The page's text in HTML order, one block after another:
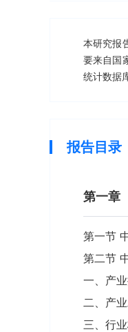
本研究报
要来自国
统计数据
报告目录
第一章
第一节
第二节
一、产
二、产
三、行